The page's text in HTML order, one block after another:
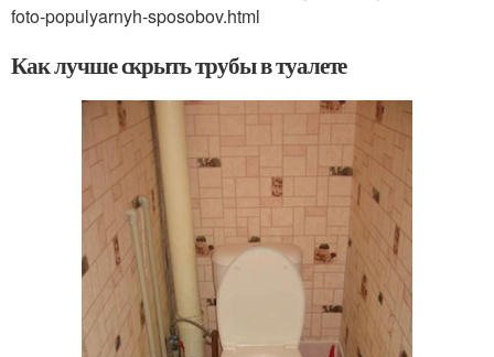
foto-populyarnyh-sposobov.html
Как лучше скрыть трубы в туалете